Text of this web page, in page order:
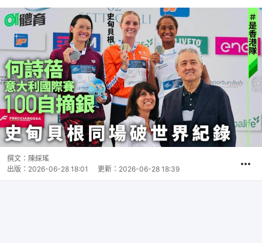
撰文： 陳綵瑤
出版： 2026-06-28 18:01 更新： 2026-06-28 18:39